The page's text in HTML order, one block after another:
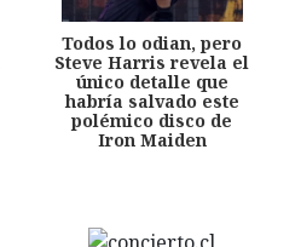
Todos lo odian, pero
Steve Harris revela el
único detalle que
habría salvado este
polémico disco de
Iron Maiden